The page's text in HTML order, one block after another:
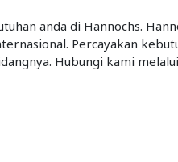
anda di Hannochs.
Percayakan
Hubungi kami